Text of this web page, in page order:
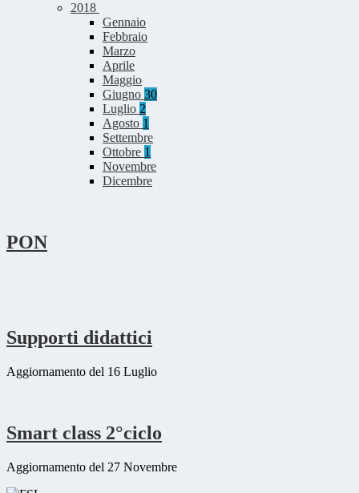
2018
Gennaio
Febbraio
Marzo
Aprile
Maggio
Giugno 30
Luglio 2
Agosto 1
Settembre
Ottobre 1
Novembre
Dicembre
PON
Supporti didattici
Aggiornamento del 16 Luglio
Smart class 2°ciclo
Aggiornamento del 27 Novembre